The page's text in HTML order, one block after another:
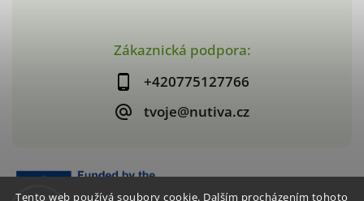
Tento web používá soubory cookie. Dalším procházením tohoto
Zákaznická podpora:
+420775127766
tvoje@nutiva.cz